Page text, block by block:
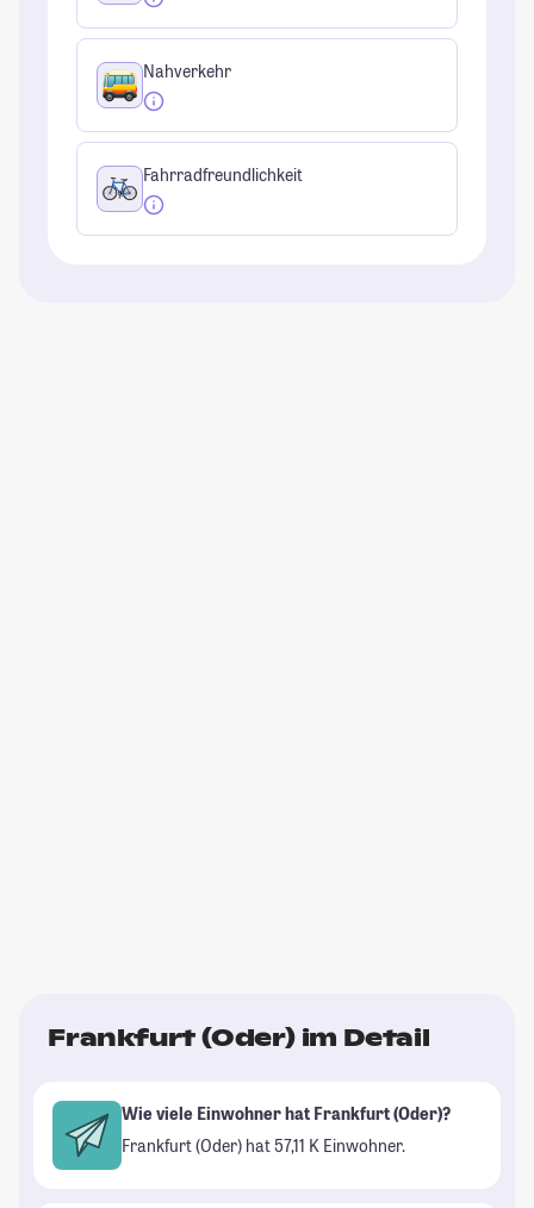
Nahverkehr
Fahrradfreundlichkeit
Frankfurt (Oder) im Detail
Wie viele Einwohner hat Frankfurt (Oder)?
Frankfurt (Oder) hat 57,11 K Einwohner.